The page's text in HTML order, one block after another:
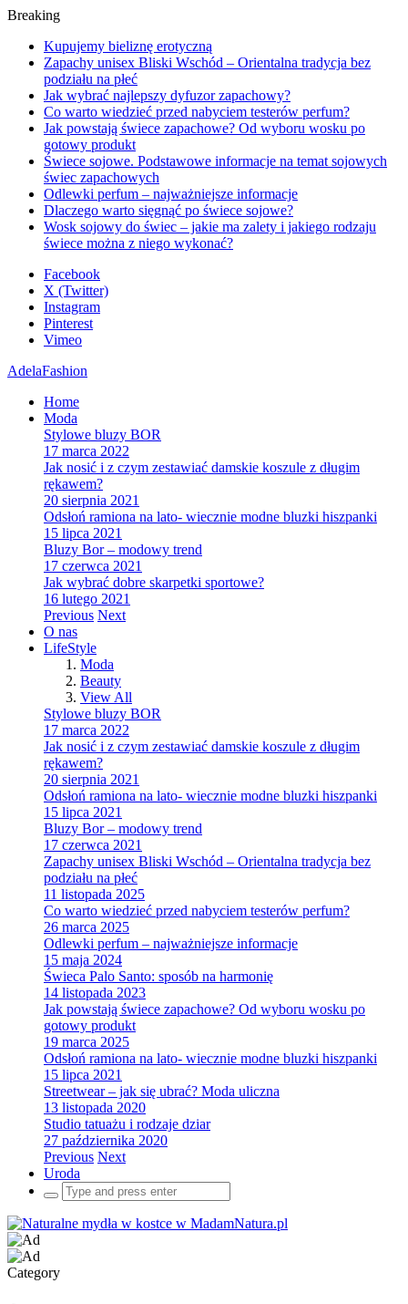
Breaking
Kupujemy bieliznę erotyczną
Zapachy unisex Bliski Wschód – Orientalna tradycja bez
podziału na płeć
Jak wybrać najlepszy dyfuzor zapachowy?
Co warto wiedzieć przed nabyciem testerów perfum?
Jak powstają świece zapachowe? Od wyboru wosku po
gotowy produkt
Świece sojowe. Podstawowe informacje na temat sojowych
świec zapachowych
Odlewki perfum – najważniejsze informacje
Dlaczego warto sięgnąć po świece sojowe?
Wosk sojowy do świec – jakie ma zalety i jakiego rodzaju
świece można z niego wykonać?
Facebook
X (Twitter)
Instagram
Pinterest
Vimeo
AdelaFashion
Home
Moda
Stylowe bluzy BOR
17 marca 2022
Jak nosić i z czym zestawiać damskie koszule z długim
rękawem?
20 sierpnia 2021
Odsłoń ramiona na lato- wiecznie modne bluzki hiszpanki
15 lipca 2021
Bluzy Bor – modowy trend
17 czerwca 2021
Jak wybrać dobre skarpetki sportowe?
16 lutego 2021
Previous Next
O nas
LifeStyle
Moda
Beauty
View All
Stylowe bluzy BOR
17 marca 2022
Jak nosić i z czym zestawiać damskie koszule z długim
rękawem?
20 sierpnia 2021
Odsłoń ramiona na lato- wiecznie modne bluzki hiszpanki
15 lipca 2021
Bluzy Bor – modowy trend
17 czerwca 2021
Zapachy unisex Bliski Wschód – Orientalna tradycja bez
podziału na płeć
11 listopada 2025
Co warto wiedzieć przed nabyciem testerów perfum?
26 marca 2025
Odlewki perfum – najważniejsze informacje
15 maja 2024
Świeca Palo Santo: sposób na harmonię
14 listopada 2023
Jak powstają świece zapachowe? Od wyboru wosku po
gotowy produkt
19 marca 2025
Odsłoń ramiona na lato- wiecznie modne bluzki hiszpanki
15 lipca 2021
Streetwear – jak się ubrać? Moda uliczna
13 listopada 2020
Studio tatuażu i rodzaje dziar
27 października 2020
Previous Next
Uroda
Search
for:
Category